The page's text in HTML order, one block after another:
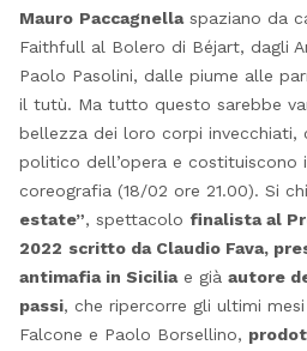
Mauro Paccagnellaspaziano da
Faithfull al Bolero di Béjart, dagli
Paolo Pasolini, dalle piume alle
il tutù. Ma tutto questo sarebbe
bellezza dei loro corpi invecchiati,
politico dell’opera e costituiscono
coreografia (18/02 ore 21.00). Si
estate”, spettacolo finalista al
2022 scritto da Claudio Fava,
antimafia in Siciliae già autore
passi, che ripercorre gli ultimi
Falcone e Paolo Borsellino,